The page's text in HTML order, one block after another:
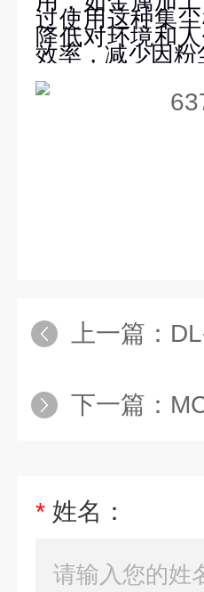
过使用这种集
降低对环境和
效率，减少因
上一篇：
下一篇：
* 姓名：